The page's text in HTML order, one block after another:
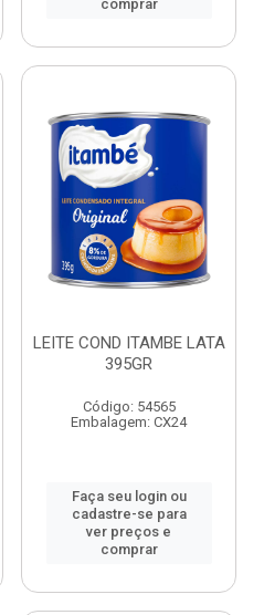
comprar
LEITE COND ITAMBE LATA
395GR
Código: 54565
Embalagem: CX24
Faça seu login ou
cadastre-se para
ver preços e
comprar